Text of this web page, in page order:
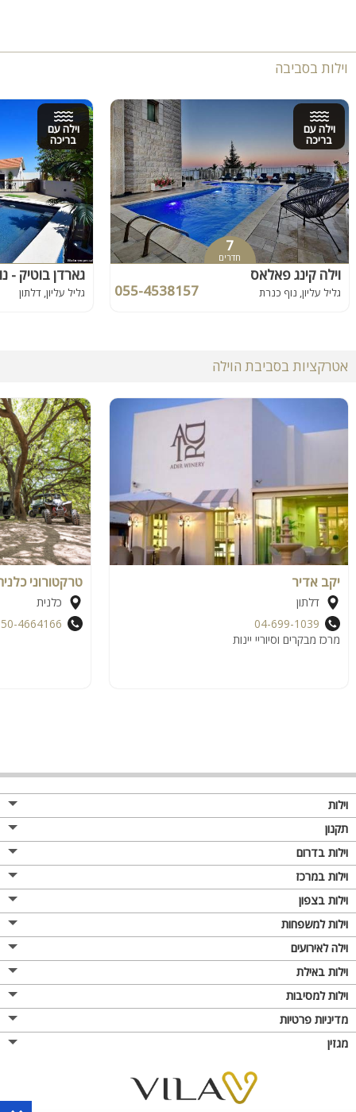
וילות בסביבה
וילה עם
בריכה
7
חדרים
וילה קינג פאלאס
גליל עליון, נוף כנרת 055-4538157
וילה עם
בריכה
גארדן בוטיק -
גליל עליון, דלתון
אטרקציות בסביבת הוילה
יקב אדיר
דלתון
04-699-1039
מרכז מבקרים וסיוריי יינות
טרקטורוני
כלנית
4664166
וילות
תקנון
וילות בדרום
וילות במרכז
וילות בצפון
וילות למשפחות
וילה לאירועים
וילות באילת
וילות למסיבות
מדיניות פרטיות
מגזין